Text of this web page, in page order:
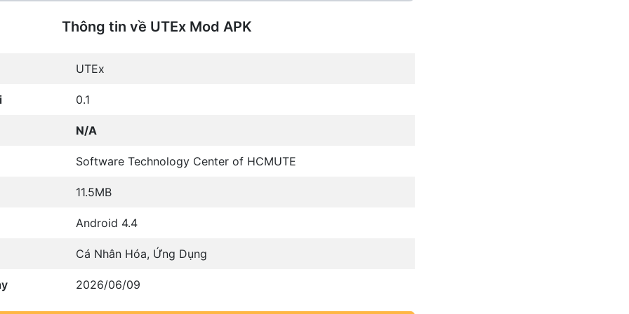
Thông tin về UTEx Mod APK
UTEx
0.1
N/A
Software Technology Center of HCMUTE
11.5MB
Android 4.4
Cá Nhân Hóa, Ứng Dụng
2026/06/09